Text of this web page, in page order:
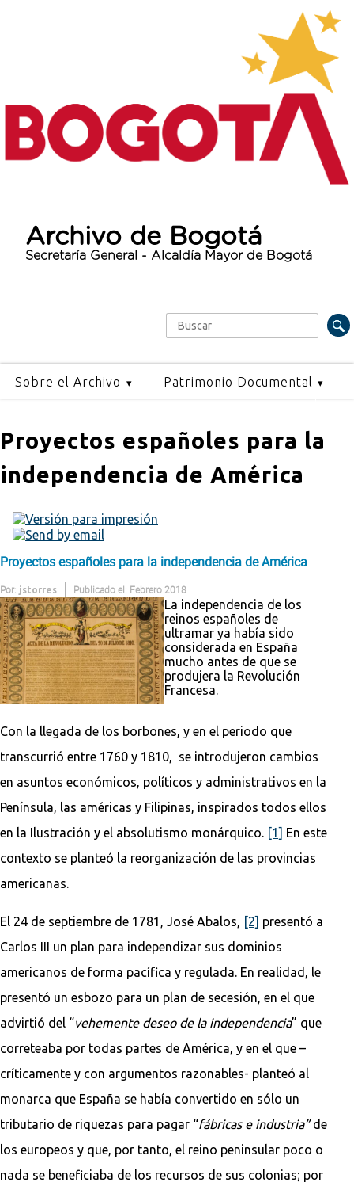
Archivo de Bogotá
Secretaría General - Alcaldía Mayor de Bogotá
Formulario de búsqueda
Buscar
Sobre el Archivo Patrimonio Documental
Proyectos españoles para la
independencia de América
Proyectos españoles para la independencia de América
Por: jstorres Publicado el: Febrero 2018
La independencia de los
reinos españoles de
ultramar ya había sido
considerada en España
mucho antes de que se
produjera la Revolución
Francesa.
Con la llegada de los borbones, y en el periodo que
transcurrió entre 1760 y 1810, se introdujeron cambios
en asuntos económicos, políticos y administrativos en la
Península, las américas y Filipinas, inspirados todos ellos
en la Ilustración y el absolutismo monárquico. [1] En este
contexto se planteó la reorganización de las provincias
americanas.
El 24 de septiembre de 1781, José Abalos, [2] presentó a
Carlos III un plan para independizar sus dominios
americanos de forma pacífica y regulada. En realidad, le
presentó un esbozo para un plan de secesión, en el que
advirtió del “vehemente deseo de la independencia” que
correteaba por todas partes de América, y en el que –
críticamente y con argumentos razonables- planteó al
monarca que España se había convertido en sólo un
tributario de riquezas para pagar “fábricas e industria”de
los europeos y que, por tanto, el reino peninsular poco o
nada se beneficiaba de los recursos de sus colonias; por